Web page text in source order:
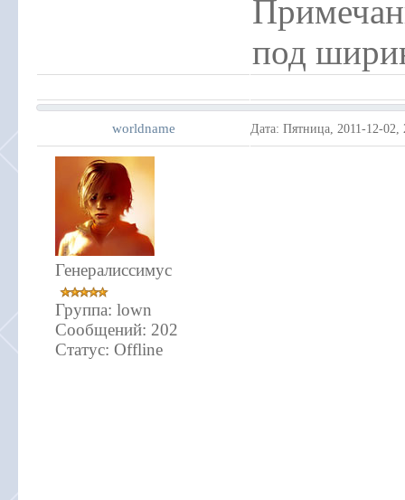
под
worldname Дата: Пятница, 2011-12-
Генералиссимус
Группа: lown
Сообщений: 202
Статус: Offline